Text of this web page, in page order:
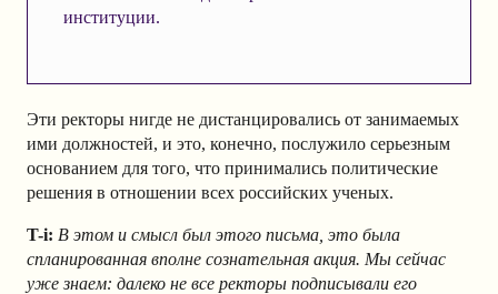
институции.
Эти ректоры нигде не дистанцировались от занимаемых
ими должностей, и это, конечно, послужило серьезным
основанием для того, что принимались политические
решения в отношении всех российских ученых.
T-i: В этом и смысл был этого письма, это была
спланированная вполне сознательная акция. Мы сейчас
уже знаем: далеко не все ректоры подписывали его